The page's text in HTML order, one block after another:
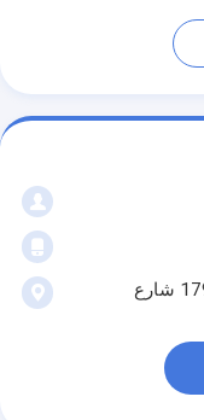
الغرفة 813، المبنى أ، بلازا جينغشي، رقم 179 شارع